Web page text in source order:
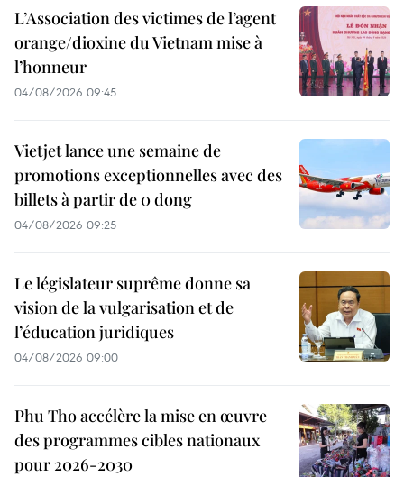
L’Association des victimes de l’agent
orange/dioxine du Vietnam mise à
l’honneur
04/08/2026 09:45
Vietjet lance une semaine de
promotions exceptionnelles avec des
billets à partir de 0 dong
04/08/2026 09:25
Le législateur suprême donne sa
vision de la vulgarisation et de
l’éducation juridiques
04/08/2026 09:00
Phu Tho accélère la mise en œuvre
des programmes cibles nationaux
pour 2026-2030